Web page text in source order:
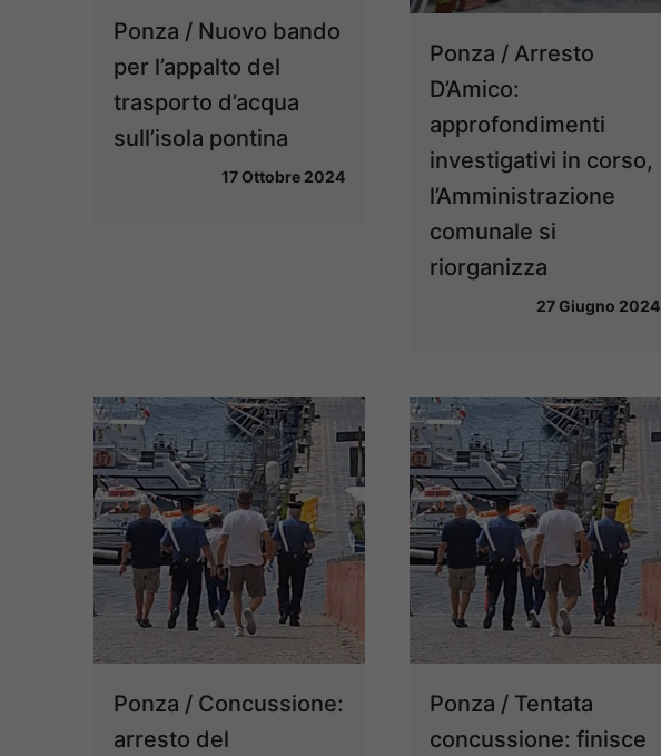
Ponza / Nuovo bando
per l’appalto del
trasporto d’acqua
sull’isola pontina
17 Ottobre 2024
Ponza / Arresto
D’Amico:
approfondimenti
investigativi in corso,
l’Amministrazione
comunale si
riorganizza
27 Giugno 2024
Ponza / Concussione:
arresto del
Ponza / Tentata
concussione: finisce